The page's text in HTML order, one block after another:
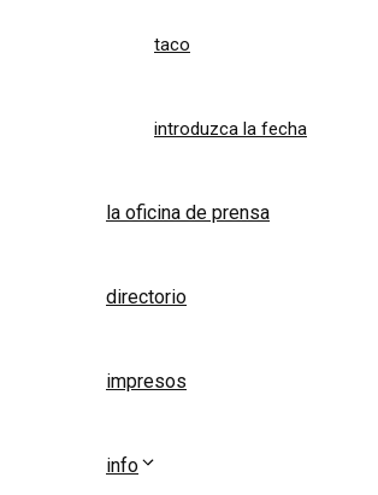
taco
introduzca la fecha
la oficina de prensa
directorio
impresos
info